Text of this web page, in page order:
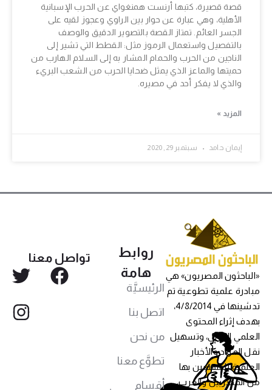
قصة قصيرة، كتبها أرنست همنغواي عن الحرب الإسبانية
الأهلية، وهي عبارة عن حوار بين الراوي وعجوز لقيه على
الجسر العائم. تمتاز القصة بالتصوير الدقيق والوصف
بالتفصيل واستعمال الرموز مثل: القطط التي تشير إلى
الناجين من الحرب والحمام المشار به إلى السلام الهارب من
حميتها والماعز الذي يمثل ضحايا الحرب من الشعب البريء
والذي لا يفكر أحد في مصيره.
المزيد »
إيمان حامد سبتمبر 29, 2020
«الباحثون المصريون» هي
مبادرة علمية تطوعية تم
تدشينها في 4/8/2014،
بهدف إثراء المحتوى
العلمي العربي، وتسهيل
نقل المواد والأخبار
العلمية للمهتمين بها
من المصريين والعرب،
روابط
هامة
الرئيسيَّة
اتصل بنا
من نحن
تطوَّع معنا
أقسام
تواصل معنا